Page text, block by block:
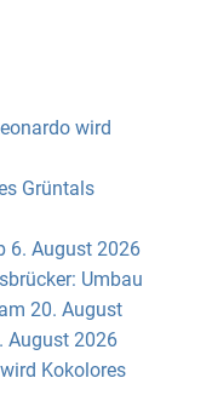
wird
Grüntals
6. August 2026
Umbau
20. August
August 2026
Kokolores